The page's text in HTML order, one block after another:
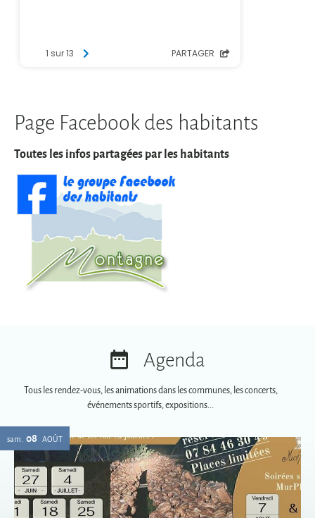
Toutes les infos partagées par les habitants
Agenda
Tous les rendez-vous, les animations dans les communes, les concerts,
Soirées spéciales MurPhy's